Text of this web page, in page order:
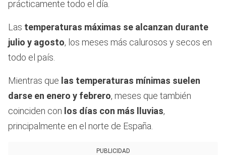
prácticamente todo el día.
Las temperaturas máximas se alcanzan durante
julio y agosto, los meses más calurosos y secos en
todo el país.
Mientras que las temperaturas mínimas suelen
darse en enero y febrero, meses que también
coinciden con los días con más lluvias,
principalmente en el norte de España.
PUBLICIDAD